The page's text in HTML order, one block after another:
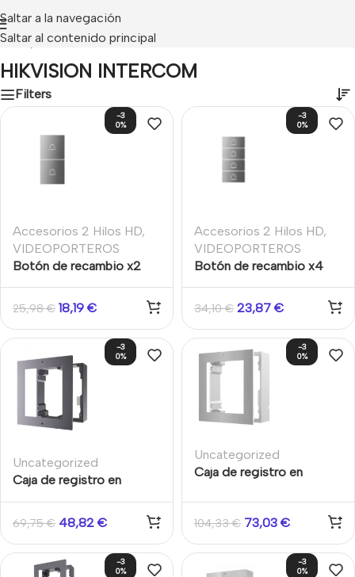
Saltar a la navegación
Saltar al contenido principal
Inicio/ HIKVISION INTERCOM
HIKVISION INTERCOM
Filters
-3
0%
Accesorios 2 Hilos HD,
VIDEOPORTEROS
Botón de recambio x2
para placa de
videoportero exterior
25,98€ 18,19 €
-3
0%
Accesorios 2 Hilos HD,
VIDEOPORTEROS
Botón de recambio x4
para placa de
videoportero exterior
34,10€ 23,87 €
-3
0%
Uncategorized
Caja de registro en
de videoportero Aluminio
Hikvision
69,75€ 48,82 €
-3
0%
Uncategorized
Caja de registro en
de videoportero
Hikvision acabado en
acero inoxidable
104,33€ 73,03 €
-3
0%
-3
0%